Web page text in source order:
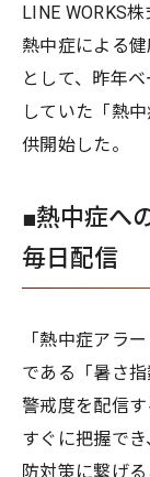
LINE WORKS
熱中症による
として、昨年
していた「熱
供開始した。
■熱中症へ
毎日配信
「熱中症アラ
である「暑さ
警戒度を配信
すぐに把握で
防対策に繋げる